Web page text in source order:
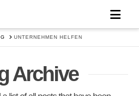
UNTERNEHMEN HELFEN
Archive